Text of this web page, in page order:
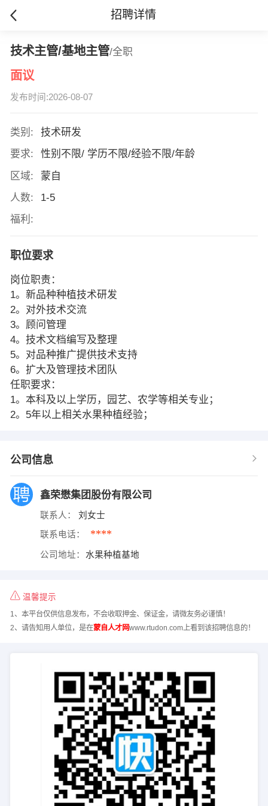
招聘详情
技术主管/基地主管/全职
面议
发布时间:2026-08-07
类别:
技术研发
要求:
性别不限/ 学历不限/经验不限/年龄
区域:
蒙自
人数:
1-5
福利:
职位要求
岗位职责：
1。新品种种植技术研发
2。对外技术交流
3。顾问管理
4。技术文档编写及整理
5。对品种推广提供技术支持
6。扩大及管理技术团队
任职要求：
1。本科及以上学历，园艺、农学等相关专业；
2。5年以上相关水果种植经验；
公司信息
鑫荣懋集团股份有限公司
联系人： 刘女士
联系电话： ****
公司地址： 水果种植基地
温馨提示
1、本平台仅供信息发布，不会收取押金、保证金，请微友务必谨慎！
2、请告知用人单位，是在蒙自人才网www.rtudon.com上看到该招聘信息的！